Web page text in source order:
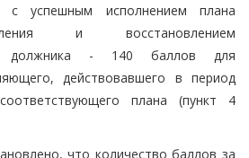
с успешным исполнением плана
и восстановлением
должника - 140 баллов для
действовавшего в период
плана (пункт 4
что количество баллов за